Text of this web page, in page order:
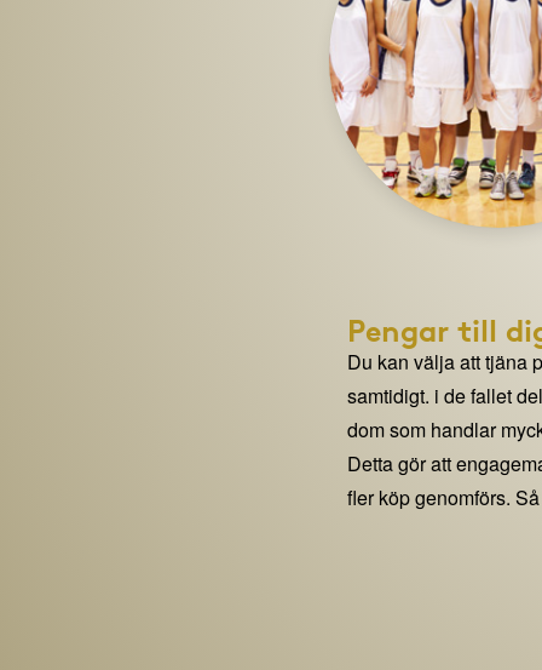
Pengar till
Du kan välja att tjäna
samtidigt. i de fallet
dom som handlar
Detta gör att
fler köp genomförs.